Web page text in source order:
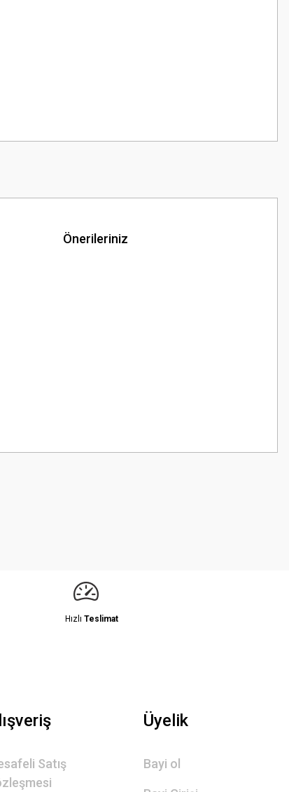
Önerileriniz
Hızlı Teslimat
Satış
Üyelik
Bayi ol